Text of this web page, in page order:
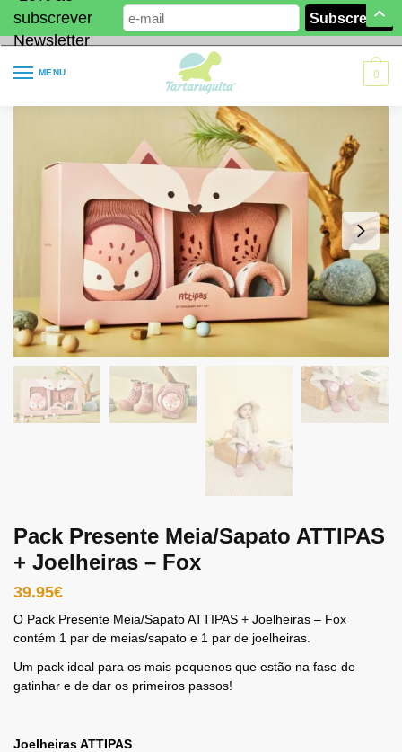
subscrever
Newsletter
MENU 0
Pack Presente Meia/Sapato ATTIPAS
+ Joelheiras – Fox
39.95€
O Pack Presente Meia/Sapato ATTIPAS + Joelheiras – Fox
contém 1 par de meias/sapato e 1 par de joelheiras.
Um pack ideal para os mais pequenos que estão na fase de
gatinhar e de dar os primeiros passos!
Joelheiras ATTIPAS